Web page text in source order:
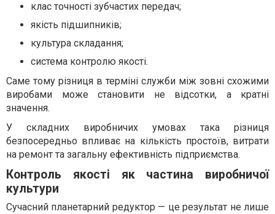
клас точності зубчастих передач;
якість підшипників;
культура складання;
система контролю якості.
Саме тому різниця в терміні служби між зовні схожими
виробами може становити не відсотки, а кратні
значення.
У складних виробничих умовах така різниця
безпосередньо впливає на кількість простоїв, витрати
на ремонт та загальну ефективність підприємства.
Контроль якості як частина виробничої
культури
Сучасний планетарний редуктор — це результат не лише